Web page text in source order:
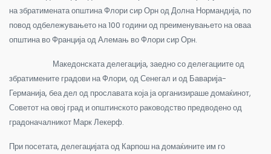
на збратимената општина Флори сир Орн од Долна Нормандија, по
повод одбележувањето на 100 години од преименувањето на оваа
општина во Францијаод Алемањ во Флори сир Орн.
Македонската делегација, заедно со делегациите од
збратимените градови на Флори, од Сенегал и од Баварија-
Германија, беа дел од прославата која ја организираше домаќинот,
Советот на овој град и општинското раководство предводено од
градоначалникот Марк Лекерф.
При посетата, делегацијата од Карпош на домаќините им го